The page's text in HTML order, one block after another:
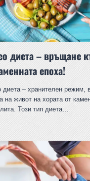
диета – връщане
епоха!
диета – хранителен режим,
на живот на хората от
Този тип диета…